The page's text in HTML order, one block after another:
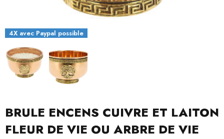
4X avec Paypal possible
BRULE ENCENS CUIVRE ET LAITON
FLEUR DE VIE OU ARBRE DE VIE